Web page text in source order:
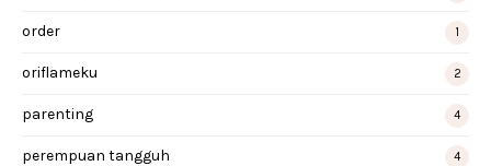
order 1
oriflameku 2
parenting 4
perempuan tangguh 4